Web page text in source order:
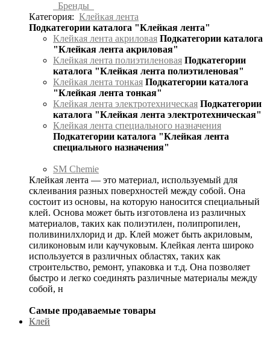
Бренды
Категория: Клейкая лента
Подкатегории каталога "Клейкая лента"
Клейкая лента акриловая Подкатегории каталога
"Клейкая лента акриловая"
Клейкая лента полиэтиленовая Подкатегории
каталога "Клейкая лента полиэтиленовая"
Клейкая лента тонкая Подкатегории каталога
"Клейкая лента тонкая"
Клейкая лента электротехническая Подкатегории
каталога "Клейкая лента электротехническая"
Клейкая лента специального назначения
Подкатегории каталога "Клейкая лента
специального назначения"
SM Chemie
Клейкая лента — это материал, используемый для
склеивания разных поверхностей между собой. Она
состоит из основы, на которую наносится специальный
клей. Основа может быть изготовлена из различных
материалов, таких как полиэтилен, полипропилен,
поливинилхлорид и др. Клей может быть акриловым,
силиконовым или каучуковым. Клейкая лента широко
используется в различных областях, таких как
строительство, ремонт, упаковка и т.д. Она позволяет
быстро и легко соединять различные материалы между
собой, н
Самые продаваемые товары
Клей